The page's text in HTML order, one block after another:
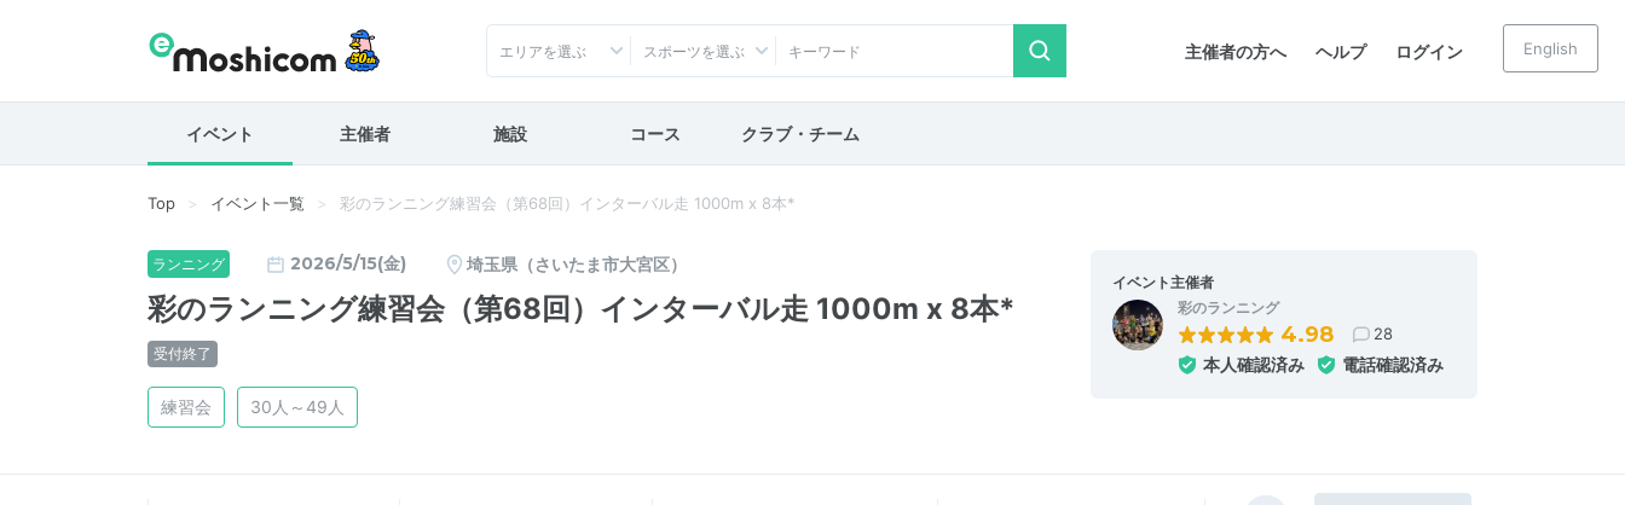
主催者の方へ ヘルプ ログイン
エリアを選ぶ スポーツを選ぶ English
イベント 主催者 施設 コース クラブ・チーム
Top イベント一覧 彩のランニング練習会（第68回）インターバル走 1000m x 8本*
ランニング 2026/5/15(金) 埼玉県（さいたま市大宮区）
彩のランニング練習会（第68回）インターバル走 1000m x 8本*
受付終了
練習会 30人～49人
イベント主催者
彩のランニング
4.98 28
本人確認済み 電話確認済み